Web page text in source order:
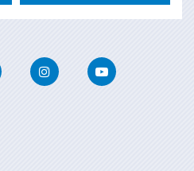
Twitter InstagramYoutube